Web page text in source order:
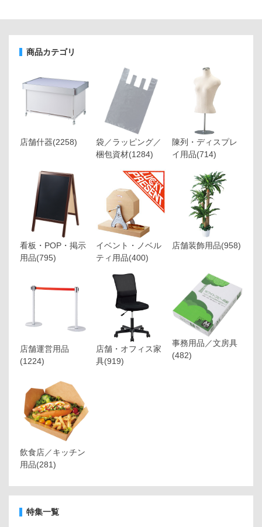
商品カテゴリ
店舗什器(2258)
袋／ラッピング／
梱包資材(1284)
陳列・ディスプレ
イ用品(714)
看板・POP・掲示
用品(795)
イベント・ノベル
ティ用品(400)
店舗装飾用品(958)
店舗運営用品
(1224)
店舗・オフィス家
具(919)
事務用品／文房具
(482)
飲食店／キッチン
用品(281)
特集一覧